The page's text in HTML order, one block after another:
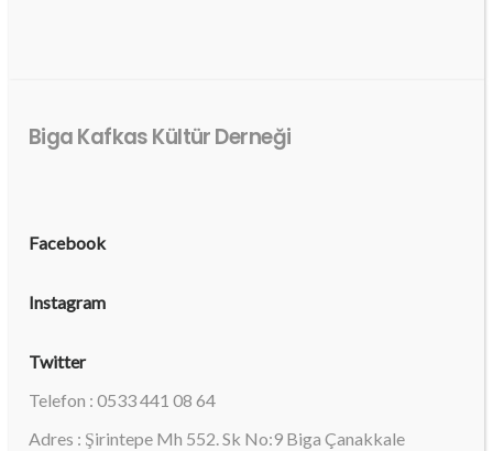
Biga Kafkas Kültür Derneği
Facebook
Instagram
Twitter
Telefon : 0533 441 08 64
Adres : Şirintepe Mh 552. Sk No:9 Biga Çanakkale